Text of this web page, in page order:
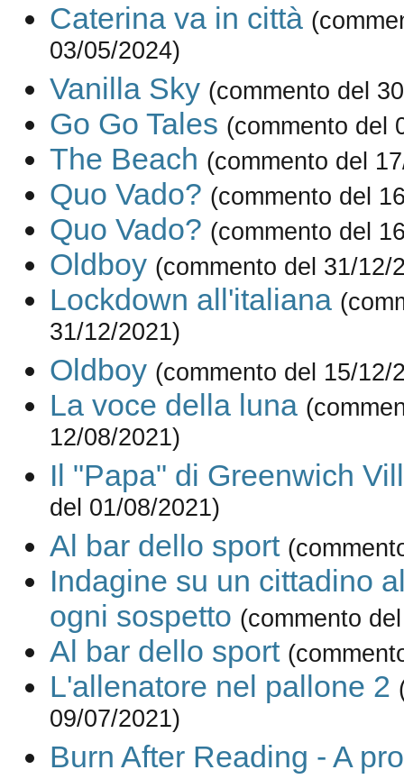
Caterina va in città
03/05/2024)
Vanilla Sky (commento del
Go Go Tales (commento del
The Beach (commento del
Quo Vado? (commento del
Quo Vado? (commento del
Oldboy (commento del 31/12/
Lockdown all'italiana
31/12/2021)
Oldboy (commento del 15/12/
La voce della luna
12/08/2021)
Il "Papa" di Greenwich
del 01/08/2021)
Al bar dello sport
Indagine su un cittadino
ogni sospetto (commento
Al bar dello sport
L'allenatore nel pallone 2
09/07/2021)
Burn After Reading - A